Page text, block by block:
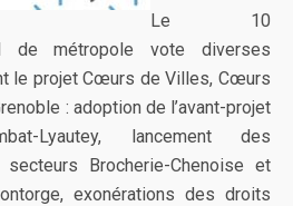
Le 10
de métropole vote diverses
le projet Cœurs de Villes, Cœurs
: adoption de l’avant-projet
Lyautey, lancement des
Brocherie-Chenoise et
exonérations des droits